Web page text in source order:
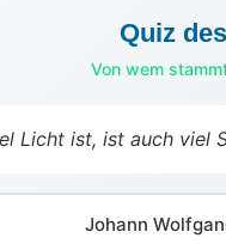
Quiz
Von wem
Licht ist, ist auch viel
Johann